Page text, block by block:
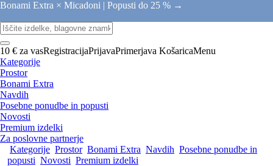
Bonami Extra × Micadoni | Popusti do 25 % →
10 € za vasRegistracijaPrijavaPrimerjava KošaricaMenu
Kategorije
Prostor
Bonami Extra
Navdih
Posebne ponudbe in popusti
Novosti
Premium izdelki
Za poslovne partnerje
Kategorije Prostor Bonami Extra Navdih Posebne ponudbe in
popusti Novosti Premium izdelki